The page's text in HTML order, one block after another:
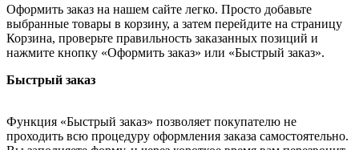
Оформить заказ на нашем сайте легко. Просто добавьте
выбранные товары в корзину, а затем перейдите на страницу
Корзина, проверьте правильность заказанных позиций и
нажмите кнопку «Оформить заказ» или «Быстрый заказ».
Быстрый заказ
Функция «Быстрый заказ» позволяет покупателю не
проходить всю процедуру оформления заказа самостоятельно.